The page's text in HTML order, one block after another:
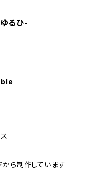
るひ-
ら制作しています